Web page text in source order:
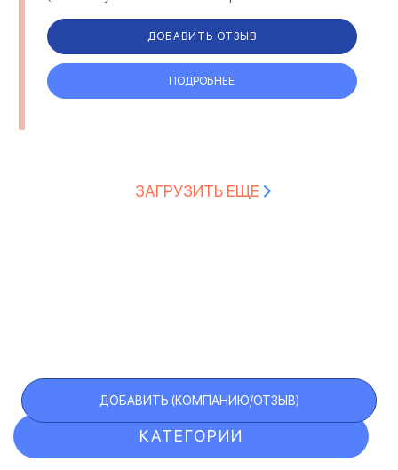
ДОБАВИТЬ ОТЗЫВ
ПОДРОБНЕЕ
ЗАГРУЗИТЬ ЕЩЕ
КАТЕГОРИИ
ДОБАВИТЬ (КОМПАНИЮ/ОТЗЫВ)